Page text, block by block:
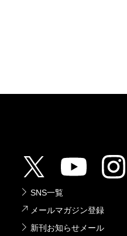
SNS一覧
メールマガジン登録
新刊お知らせメール